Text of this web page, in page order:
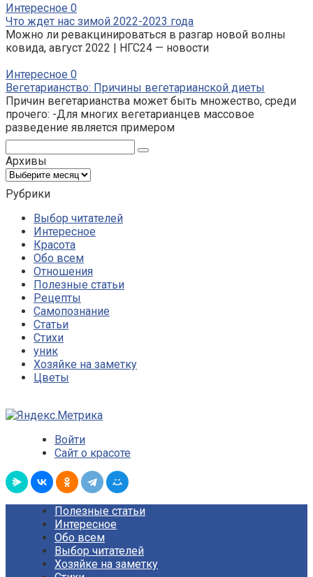
Интересное 0
Что ждет нас зимой 2022-2023 года
Можно ли ревакцинироваться в разгар новой волны
ковида, август 2022 | НГС24 — новости
Интересное 0
Вегетарианство: Причины вегетарианской диеты
Причин вегетарианства может быть множество, среди
прочего: -Для многих вегетарианцев массовое
разведение является примером
Архивы
Архивы
Рубрики
Выбор читателей
Интересное
Красота
Обо всем
Отношения
Полезные статьи
Рецепты
Самопознание
Статьи
Стихи
уник
Хозяйке на заметку
Цветы
Войти
Сайт о красоте
Полезные статьи
Интересное
Обо всем
Выбор читателей
Хозяйке на заметку